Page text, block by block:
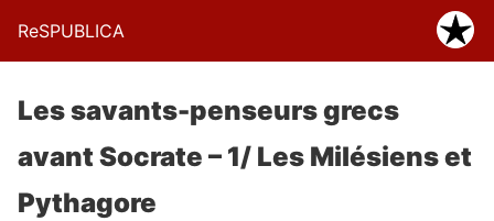
ReSPUBLICA
Les savants-penseurs grecs
avant Socrate – 1/ Les Milésiens et
Pythagore